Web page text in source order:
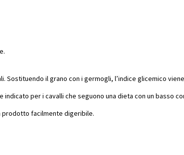
Sostituendo il grano con i germogli, l’indice glicemico viene
per i cavalli che seguono una dieta con un basso
prodotto facilmente digeribile.